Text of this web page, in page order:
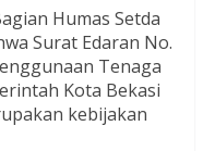
Humas Setda
Surat Edaran No.
Tenaga
Kota Bekasi
kebijakan